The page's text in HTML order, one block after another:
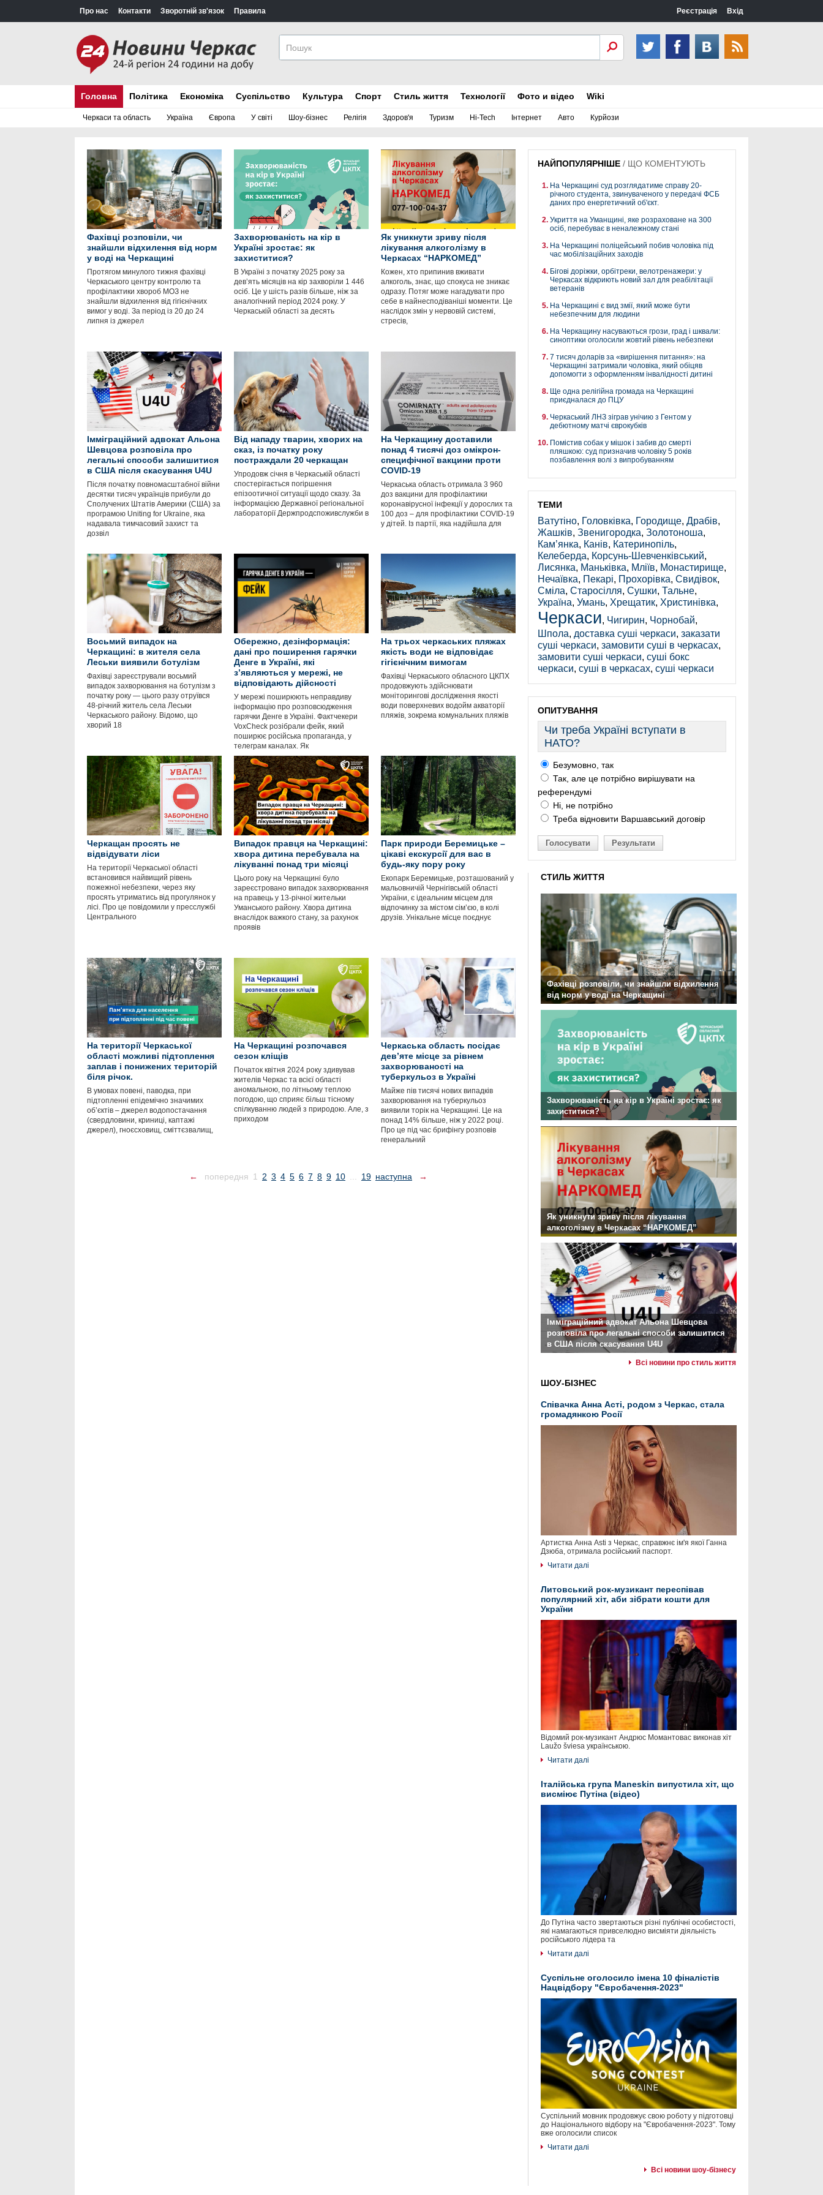
Про нас Контакти Зворотній зв'язок Правила Реєстрація Вхід
Головна
Черкаси та область Україна Європа У світі Шоу-бізнес Релігія Здоров'я Туризм Hi-Tech Інтернет Авто Курйози
Політика Економіка Суспільство Культура Спорт Стиль життя Технології Фото и відео Wiki
Фахівці розповіли, чи
знайшли відхилення від норм
у воді на Черкащині
Протягом минулого тижня фахівці
Черкаського центру контролю та
профілактики хвороб МОЗ не
знайшли відхилення від гігієнічних
вимог у воді. За період із 20 до 24
липня із джерел
Захворюваність на кір в
Україні зростає: як
захиститися?
В Україні з початку 2025 року за
дев’ять місяців на кір захворіли 1 446
осіб. Це у шість разів більше, ніж за
аналогічний період 2024 року. У
Черкаській області за десять
Як уникнути зриву після
лікування алкоголізму в
Черкасах “НАРКОМЕД”
Кожен, хто припинив вживати
алкоголь, знає, що спокуса не зникає
одразу. Потяг може нагадувати про
себе в найнесподіваніші моменти. Це
наслідок змін у нервовій системі,
стресів,
Імміграційний адвокат Альона
Шевцова розповіла про
легальні способи залишитися
в США після скасування U4U
Після початку повномасштабної війни
десятки тисяч українців прибули до
Сполучених Штатів Америки (США) за
програмою Uniting for Ukraine, яка
надавала тимчасовий захист та
дозвіл
Від нападу тварин, хворих на
сказ, із початку року
постраждали 20 черкащан
Упродовж січня в Черкаській області
спостерігається погіршення
епізоотичної ситуації щодо сказу. За
інформацією Державної регіональної
лабораторії Держпродспоживслужби в
На Черкащину доставили
понад 4 тисячі доз омікрон-
специфічної вакцини проти
COVID-19
Черкаська область отримала 3 960
доз вакцини для профілактики
коронавірусної інфекції у дорослих та
100 доз – для профілактики COVID-19
у дітей. Із партії, яка надійшла для
Восьмий випадок на
Черкащині: в жителя села
Леськи виявили ботулізм
Фахівці зареєстрували восьмий
випадок захворювання на ботулізм з
початку року — цього разу отруївся
48-річний житель села Леськи
Черкаського району. Відомо, що
хворий 18
Обережно, дезінформація:
дані про поширення гарячки
Денге в Україні, які
зʼявляються у мережі, не
відповідають дійсності
У мережі поширюють неправдиву
інформацію про розповсюдження
гарячки Денге в Україні. Фактчекери
VoxCheck розібрали фейк, який
поширює російська пропаганда, у
телеграм каналах. Як
На трьох черкаських пляжах
якість води не відповідає
гігієнічним вимогам
Фахівці Черкаського обласного ЦКПХ
продовжують здійснювати
моніторингові дослідження якості
води поверхневих водойм акваторії
пляжів, зокрема комунальних пляжів
Черкащан просять не
відвідувати ліси
На території Черкаської області
встановився найвищий рівень
пожежної небезпеки, через яку
просять утриматись від прогулянок у
лісі. Про це повідомили у пресслужбі
Центрального
Випадок правця на Черкащині:
хвора дитина перебувала на
лікуванні понад три місяці
Цього року на Черкащині було
зареєстровано випадок захворювання
на правець у 13-річної жительки
Уманського району. Хвора дитина
внаслідок важкого стану, за рахунок
проявів
Парк природи Беремицьке –
цікаві екскурсії для вас в
будь-яку пору року
Екопарк Беремицьке, розташований у
мальовничій Чернігівській області
України, є ідеальним місцем для
відпочинку за містом сім’єю, в колі
друзів. Унікальне місце поєднує
На території Черкаської
області можливі підтоплення
заплав і понижених територій
біля річок.
В умовах повені, паводка, при
підтопленні епідемічно значимих
об’єктів – джерел водопостачання
(свердловини, криниці, каптажі
джерел), гноєсховищ, сміттєзвалищ,
На Черкащині розпочався
сезон кліщів
Початок квітня 2024 року здивував
жителів Черкас та всієї області
аномальною, по літньому теплою
погодою, що сприяє більш тісному
спілкуванню людей з природою. Але, з
приходом
Черкаська область посідає
девʼяте місце за рівнем
захворюваності на
туберкульоз в Україні
Майже пів тисячі нових випадків
захворювання на туберкульоз
виявили торік на Черкащині. Це на
понад 14% більше, ніж у 2022 році.
Про це під час брифінгу розповів
генеральний
← попередня 1 2 3 4 5 6 7 8 9 10 19 наступна →
НАЙПОПУЛЯРНІШЕ / ЩО КОМЕНТУЮТЬ
На Черкащині суд розглядатиме справу 20-
річного студента, звинуваченого у передачі ФСБ
даних про енергетичний об'єкт.
Укриття на Уманщині, яке розраховане на 300
осіб, перебуває в неналежному стані
На Черкащині поліцейський побив чоловіка під
час мобілізаційних заходів
Бігові доріжки, орбітреки, велотренажери: у
Черкасах відкриють новий зал для реабілітації
ветеранів
На Черкащині є вид змії, який може бути
небезпечним для людини
На Черкащину насуваються грози, град і шквали:
синоптики оголосили жовтий рівень небезпеки
7 тисяч доларів за «вирішення питання»: на
Черкащині затримали чоловіка, який обіцяв
допомогти з оформленням інвалідності дитині
Ще одна релігійна громада на Черкащині
приєдналася до ПЦУ
Черкаський ЛНЗ зіграв унічию з Гентом у
дебютному матчі єврокубків
Помістив собак у мішок і забив до смерті
пляшкою: суд призначив чоловіку 5 років
позбавлення волі з випробуванням
ТЕМИ
Ватутіно, Головківка, Городище, Драбів,
Жашків, Звенигородка, Золотоноша,
Кам’янка, Канів, Катеринопіль,
Келеберда, Корсунь-Шевченківський,
Лисянка, Маньківка, Мліїв, Монастирище,
Нечаївка, Пекарі, Прохорівка, Свидівок,
Сміла, Старосілля, Сушки, Тальне,
Україна, Умань, Хрещатик, Христинівка,
Черкаси, Чигирин, Чорнобай,
Шпола, доставка суші черкаси, заказати
суші черкаси, замовити суші в черкасах,
замовити суші черкаси, суші бокс
черкаси, суші в черкасах, суші черкаси
ОПИТУВАННЯ
Чи треба Україні вступати в
НАТО?
Безумовно, так
Так, але це потрібно вирішувати на
референдумі
Ні, не потрібно
Треба відновити Варшавський договір
Голосувати Результати
СТИЛЬ ЖИТТЯ
Фахівці розповіли, чи знайшли відхилення
від норм у воді на Черкащині
Захворюваність на кір в Україні зростає: як
захиститися?
Як уникнути зриву після лікування
алкоголізму в Черкасах “НАРКОМЕД”
Імміграційний адвокат Альона Шевцова
розповіла про легальні способи залишитися
в США після скасування U4U
Всі новини про стиль життя
ШОУ-БІЗНЕС
Співачка Анна Асті, родом з Черкас, стала
громадянкою Росії
Артистка Анна Asti з Черкас, справжнє ім'я якої Ганна
Дзюба, отримала російський паспорт.
Читати далі
Литовський рок-музикант переспівав
популярний хіт, аби зібрати кошти для
України
Відомий рок-музикант Андрюс Момантовас виконав хіт
Laužo šviesa українською.
Читати далі
Італійська група Maneskin випустила хіт, що
висміює Путіна (відео)
До Путіна часто звертаються різні публічні особистості,
які намагаються привселюдно висміяти діяльність
російського лідера та
Читати далі
Суспільне оголосило імена 10 фіналістів
Нацвідбору "Євробачення-2023"
Суспільний мовник продовжує свою роботу у підготовці
до Національного відбору на "Євробачення-2023". Тому
вже оголосили список
Читати далі
Всі новини шоу-бізнесу